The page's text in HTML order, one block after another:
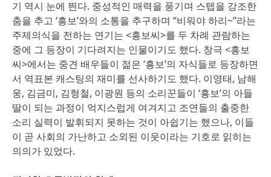
기 역시 눈에 띈다. 중성적인 매력을 풍기며 스텝을 강조한
춤을 추고 ‘흥보’와의 소통을 추구하며 “비워야 하리~”라는
주제의식을 전하는 연기는 <흥보씨>를 두 차례 관람하는
중에 그 등장이 기다려지는 인물이기도 했다. 창극 <흥보
씨>에서는 중견 배우들이 젊은 ‘흥보’의 자식들로 등장하면
서 역표본 캐스팅의 재미를 선사하기도 했다. 이영태, 남해
웅, 김금미, 김형철, 이광원 등의 소리꾼들이 ‘흥보’의 아들
딸이 되는 과정이 억지스럽게 여겨지고 조연들의 출중한
소리 실력이 발휘되지 못하는 것이 아쉽기는 했으나, 이들
이 곧 사회의 가난하고 소외된 이웃이라는 기호로 읽히는
의의가 있었다.